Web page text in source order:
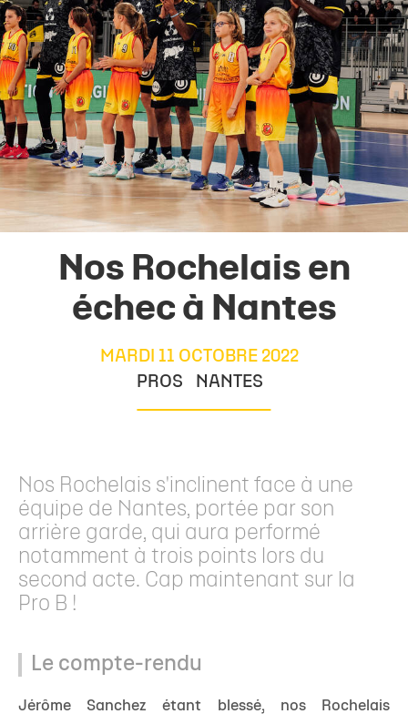
Nos Rochelais en
échec à Nantes
MARDI 11 OCTOBRE 2022
PROS
NANTES
Nos Rochelais s'inclinent face à une
équipe de Nantes, portée par son
arrière garde, qui aura performé
notamment à trois points lors du
second acte. Cap maintenant sur la
Pro B !
Le compte-rendu
Jérôme Sanchez étant blessé, nos Rochelais